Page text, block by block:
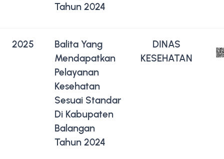
Tahun 2024
2025
Balita Yang
Mendapatkan
Pelayanan
Kesehatan
Sesuai Standar
Di Kabupaten
Balangan
Tahun 2024
DINAS
KESEHATAN